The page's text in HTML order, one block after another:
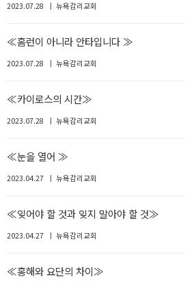
2023.07.28 뉴욕감리교회
≪홈런이 아니라 안타입니다 ≫
2023.07.28 뉴욕감리교회
≪카이로스의 시간≫
2023.07.28 뉴욕감리교회
≪눈을 열어 ≫
2023.04.27 뉴욕감리교회
≪잊어야 할 것과 잊지 말아야 할 것≫
2023.04.27 뉴욕감리교회
≪홍해와 요단의 차이≫